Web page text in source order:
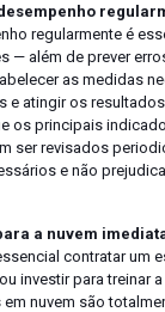
regularmente é
— além de prever
as medidas
e atingir os
os principais
ser revisados
e não
a nuvem
contratar um
investir para treinar
nuvem são